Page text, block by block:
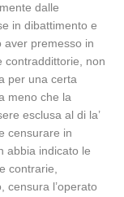
dalle
in dibattimento e
aver premesso in
contraddittorie, non
per una certa
meno che la
esclusa al di la’
censurare in
abbia indicato le
contrarie,
censura l’operato